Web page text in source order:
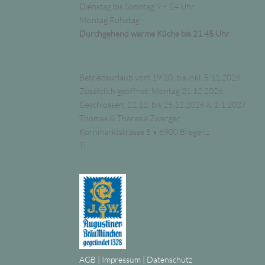
Dienstag bis Sonntag 9 – 24 Uhr
Montag Ruhetag
Durchgehend warme Küche bis 21.45 Uhr
Betriebsurlaub vom 19.10. bis inkl. 5.11.2026
Zusätzlich geöffnet: Montag 21.12.2026
Geschlossen: 22.12. bis 25.12.2026 & 1.1.2027
Thomas & Theresia Zwerger
Kornmarktstrasse 5 • 6900 Bregenz
T:
AGB | Impressum | Datenschutz